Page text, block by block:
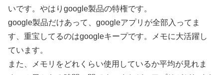
いです。やはりgoogle製品の特権です。
google製品だけあって、googleアプリが全部入ってま
す、重宝してるのはgoogleキープです。メモに大活躍し
ています。
また、メモリをどれくらい使用しているか平均が見れま